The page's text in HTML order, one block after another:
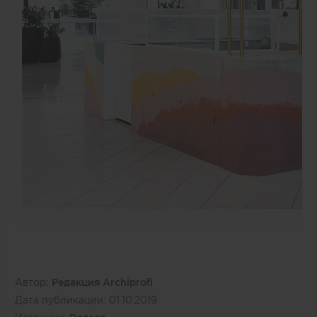
Автор:
Редакция Archiprofi
Дата публикации: 01.10.2019